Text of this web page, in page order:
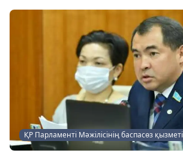
ҚР Парламенті Мәжілісінің баспасөз қызметі